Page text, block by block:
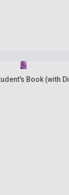
Book (with